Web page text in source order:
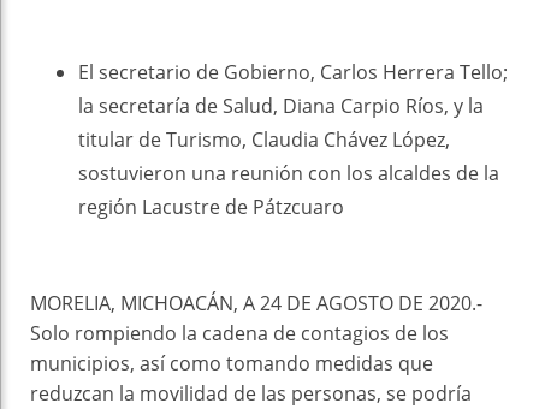
El secretario de Gobierno, Carlos Herrera Tello;
la secretaría de Salud, Diana Carpio Ríos, y la
titular de Turismo, Claudia Chávez López,
sostuvieron una reunión con los alcaldes de la
región Lacustre de Pátzcuaro
MORELIA, MICHOACÁN, A 24 DE AGOSTO DE 2020.-
Solo rompiendo la cadena de contagios de los
municipios, así como tomando medidas que
reduzcan la movilidad de las personas, se podría